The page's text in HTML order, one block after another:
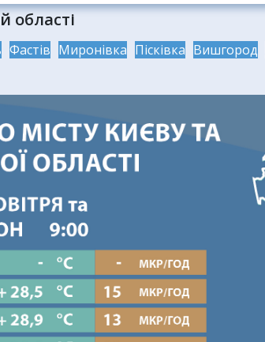
області
Фастів Миронівка Пісківка Вишгород